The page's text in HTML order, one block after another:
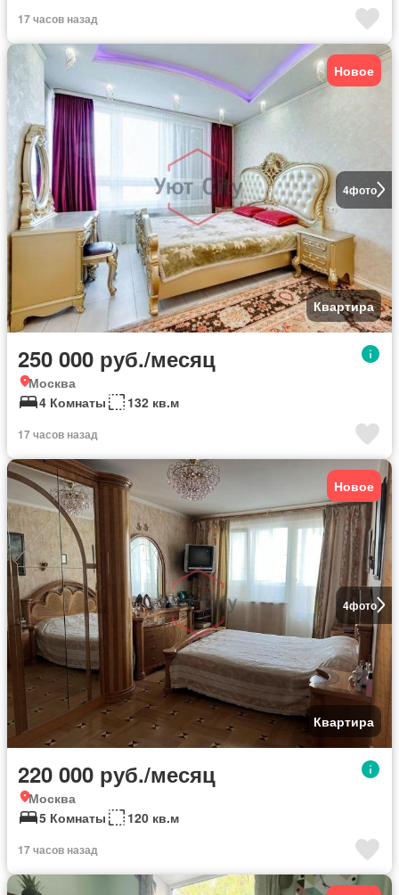
17 часов назад
4фото
Новое
Квартира
250 000 руб./месяц
Москва
4 Комнаты
132 кв.м
17 часов назад
4фото
Новое
Квартира
220 000 руб./месяц
Москва
5 Комнаты
120 кв.м
17 часов назад